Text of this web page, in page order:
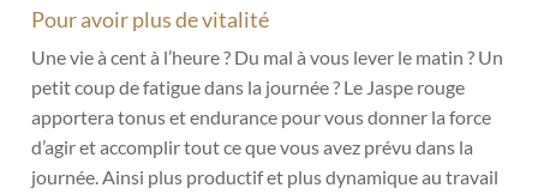
Pour avoir plus de vitalité
Une vie à cent à l’heure ? Du mal à vous lever le matin ? Un
petit coup de fatigue dans la journée ? Le Jaspe rouge
apportera tonus et endurance pour vous donner la force
d’agir et accomplir tout ce que vous avez prévu dans la
journée. Ainsi plus productif et plus dynamique au travail